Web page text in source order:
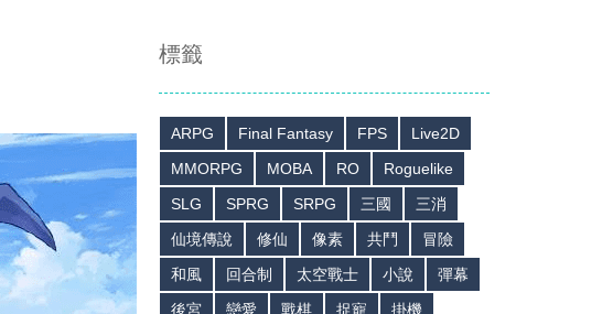
標籤
ARPG Final Fantasy FPS
Live2D
MMORPG
MOBA RO
Roguelike
SLG
SPRG SRPG 三國
三消
仙境傳說
修仙 像素 共鬥
冒險
和風
回合制 太空戰士 小說
彈幕
後宮
戀愛 戰棋 捉寵
掛機